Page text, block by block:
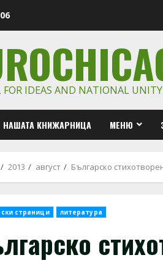
FOR IDEAS AND NATIONAL UNITY
НАШАТА КНИЖАРНИЦА МЕНЮ
2013 август Българско
страници литература